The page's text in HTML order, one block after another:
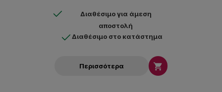
Διαθέσιμο για άμεση
αποστολή
Διαθέσιμο στο κατάστημα
Περισσότερα 